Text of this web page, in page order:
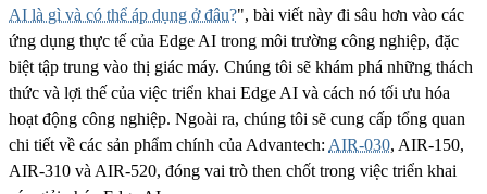
AI là gì và có thể áp dụng ở đâu?", bài viết này đi sâu hơn vào các
ứng dụng thực tế của Edge AI trong môi trường công nghiệp, đặc
biệt tập trung vào thị giác máy. Chúng tôi sẽ khám phá những thách
thức và lợi thế của việc triển khai Edge AI và cách nó tối ưu hóa
hoạt động công nghiệp. Ngoài ra, chúng tôi sẽ cung cấp tổng quan
chi tiết về các sản phẩm chính của Advantech: AIR-030, AIR-150,
AIR-310 và AIR-520, đóng vai trò then chốt trong việc triển khai